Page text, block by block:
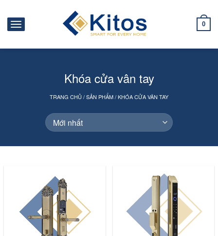
0
Khóa cửa vân tay
TRANG CHỦ /SẢN PHẨM/KHÓA CỬA VÂN TAY